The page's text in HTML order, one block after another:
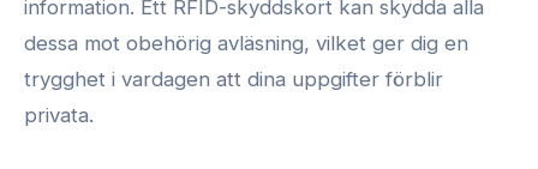
information. Ett RFID-skyddskort kan skydda alla
dessa mot obehörig avläsning, vilket ger dig en
trygghet i vardagen att dina uppgifter förblir
privata.